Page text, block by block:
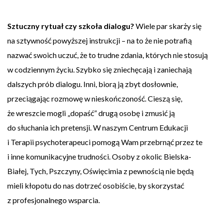
Sztuczny rytuał czy szkoła dialogu? Wiele par skarży się
na sztywność powyższej instrukcji – na to że nie potrafią
nazwać swoich uczuć, że to trudne zdania, których nie stosują
w codziennym życiu. Szybko się zniechęcają i zaniechają
dalszych prób dialogu. Inni, biorą ją zbyt dosłownie,
przeciągając rozmowę w nieskończoność. Cieszą się,
że wreszcie mogli „dopaść” drugą osobę i zmusić ją
do słuchania ich pretensji. W naszym Centrum Edukacji
i Terapii psychoterapeuci pomogą Wam przebrnąć przez te
i inne komunikacyjne trudności. Osoby z okolic Bielska-
Białej, Tych, Pszczyny, Oświęcimia z pewnością nie będą
mieli kłopotu do nas dotrzeć osobiście, by skorzystać
z profesjonalnego wsparcia.